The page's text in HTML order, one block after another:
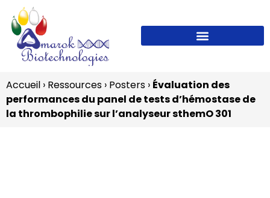
Accueil › Ressources › Posters › Évaluation des
performances du panel de tests d’hémostase de
la thrombophilie sur l’analyseur sthemO 301